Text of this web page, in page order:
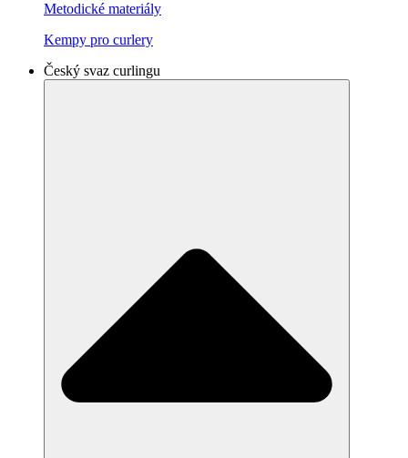
Metodické materiály
Kempy pro curlery
Český svaz curlingu